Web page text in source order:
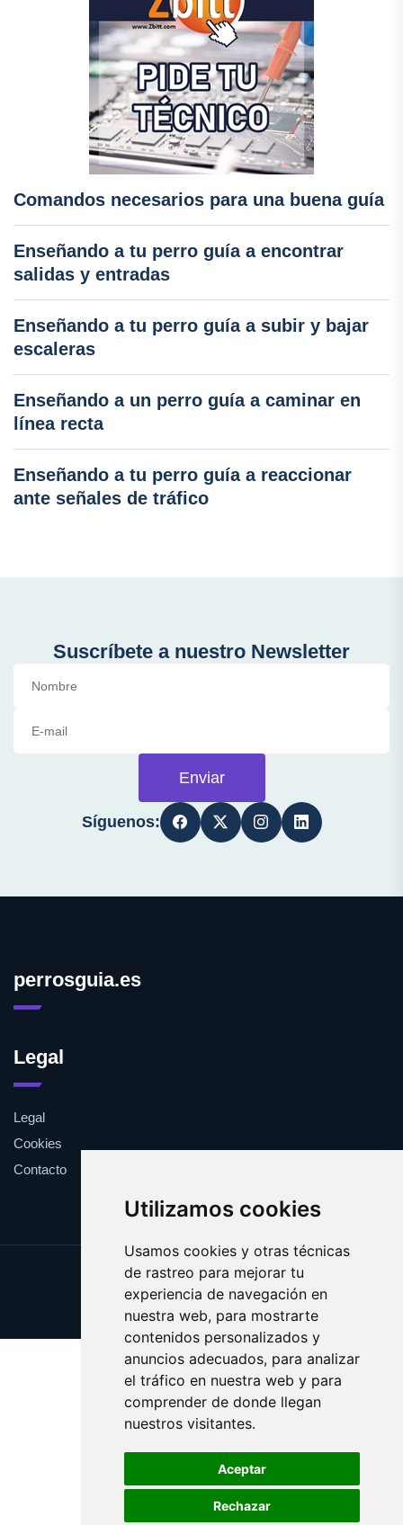
Utilizamos cookies
Usamos cookies y otras técnicas
de rastreo para mejorar tu
experiencia de navegación en
nuestra web, para mostrarte
contenidos personalizados y
anuncios adecuados, para analizar
el tráfico en nuestra web y para
comprender de donde llegan
nuestros visitantes.
Aceptar
Rechazar
Comandos necesarios para una buena guía
Enseñando a tu perro guía a encontrar
salidas y entradas
Enseñando a tu perro guía a subir y bajar
escaleras
Enseñando a un perro guía a caminar en
línea recta
Enseñando a tu perro guía a reaccionar
ante señales de tráfico
Suscríbete a nuestro Newsletter
Enviar
Síguenos:
perrosguia.es
Legal
Legal
Cookies
Contacto
Update cookies preferences
Copyright © 2025 perrosguia.es